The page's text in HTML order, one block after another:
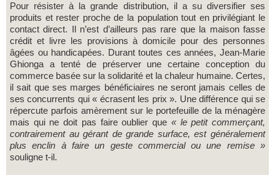
Pour résister à la grande distribution, il a su diversifier ses
produits et rester proche de la population tout en privilégiant le
contact direct. Il n’est d’ailleurs pas rare que la maison fasse
crédit et livre les provisions à domicile pour des personnes
âgées ou handicapées. Durant toutes ces années, Jean-Marie
Ghionga a tenté de préserver une certaine conception du
commerce basée sur la solidarité et la chaleur humaine. Certes,
il sait que ses marges bénéficiaires ne seront jamais celles de
ses concurrents qui « écrasent les prix ». Une différence qui se
répercute parfois amèrement sur le portefeuille de la ménagère
mais qui ne doit pas faire oublier que « le petit commerçant,
contrairement au gérant de grande surface, est généralement
plus enclin à faire un geste commercial ou une remise »
souligne t-il.